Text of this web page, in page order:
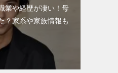
業や経歴が凄い！母
？家系や家族情報も